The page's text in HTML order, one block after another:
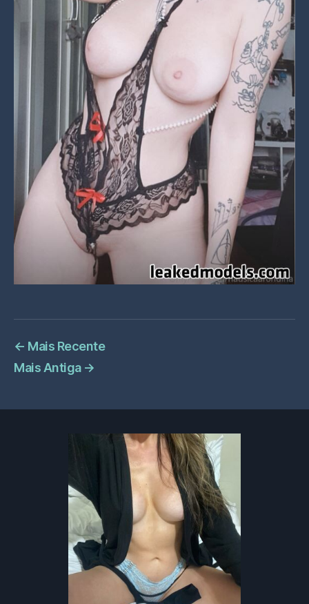
← Mais Recente
Mais Antiga →